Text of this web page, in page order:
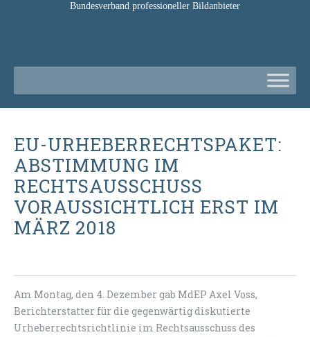
Bundesverband professioneller Bildanbieter
EU-URHEBERRECHTSPAKET:
ABSTIMMUNG IM
RECHTSAUSSCHUSS
VORAUSSICHTLICH ERST IM
MÄRZ 2018
Am Montag, den 4. Dezember gab MdEP Axel Voss,
Berichterstatter für die gegenwärtig diskutierte
Urheberrechtsrichtlinie im Rechtsausschuss des